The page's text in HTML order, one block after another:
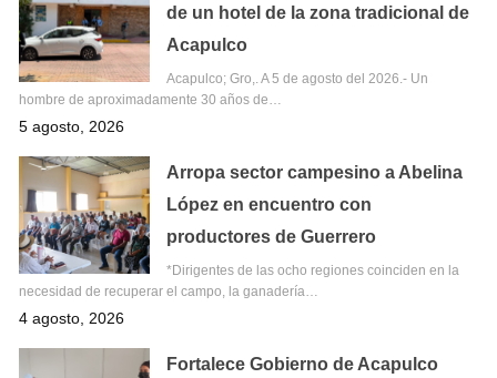
de un hotel de la zona tradicional de
Acapulco
Acapulco; Gro,. A 5 de agosto del 2026.- Un
hombre de aproximadamente 30 años de…
5 agosto, 2026
Arropa sector campesino a Abelina
López en encuentro con
productores de Guerrero
*Dirigentes de las ocho regiones coinciden en la
necesidad de recuperar el campo, la ganadería…
4 agosto, 2026
Fortalece Gobierno de Acapulco